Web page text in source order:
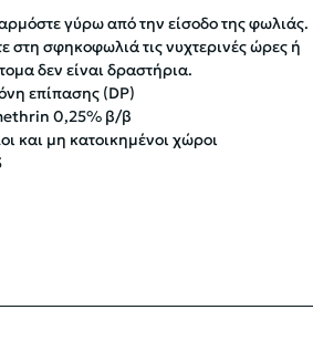
γύρω από την είσοδο της φωλιάς.
στη σφηκοφωλιά τις νυχτερινές ώρες ή
δεν είναι δραστήρια.
επίπασης (DP)
0,25% β/β
και µη κατοικημένοι χώροι